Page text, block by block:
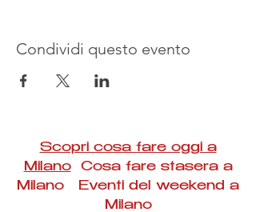
Condividi questo evento
Scopri cosa fare oggi a
MilanoCosa fare stasera a
Milano Eventi del weekend a
Milano